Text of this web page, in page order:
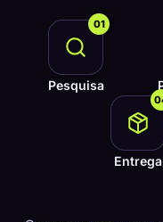
01
Pesquisa
Entrega